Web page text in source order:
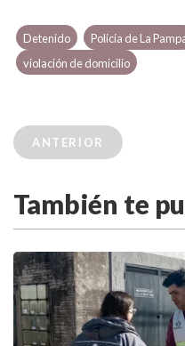
Detenido Policía de La
violación de domicilio
ANTERIOR
También te